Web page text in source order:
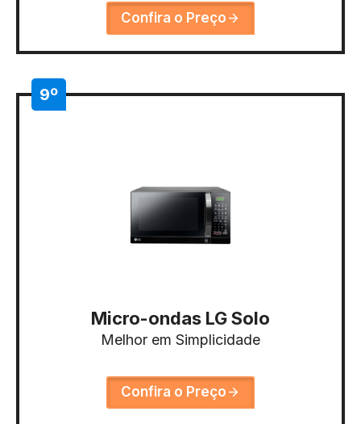
Confira o Preço
9º
Micro-ondas LG Solo
Melhor em Simplicidade
Confira o Preço